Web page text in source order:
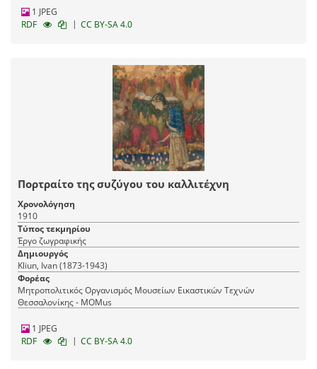
1 JPEG
RDF
| CC BY-SA 4.0
Πορτραίτο της συζύγου του καλλιτέχνη
Χρονολόγηση
1910
Τύπος τεκμηρίου
Έργο ζωγραφικής
Δημιουργός
Kliun, Ivan (1873-1943)
Φορέας
Μητροπολιτικός Οργανισμός Μουσείων Εικαστικών Τεχνών
Θεσσαλονίκης - MOMus
1 JPEG
RDF
| CC BY-SA 4.0